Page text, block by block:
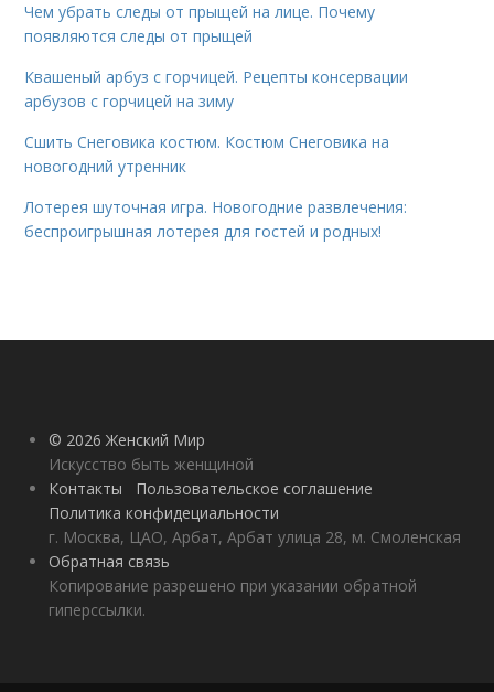
Чем убрать следы от прыщей на лице. Почему
появляются следы от прыщей
Квашеный арбуз с горчицей. Рецепты консервации
арбузов с горчицей на зиму
Сшить Снеговика костюм. Костюм Снеговика на
новогодний утренник
Лотерея шуточная игра. Новогодние развлечения:
беспроигрышная лотерея для гостей и родных!
© 2026 Женский Мир
Искусство быть женщиной
Контакты
Пользовательское соглашение
Политика конфидециальности
г. Москва, ЦАО, Арбат, Арбат улица 28, м. Смоленская
Обратная связь
Копирование разрешено при указании обратной
гиперссылки.